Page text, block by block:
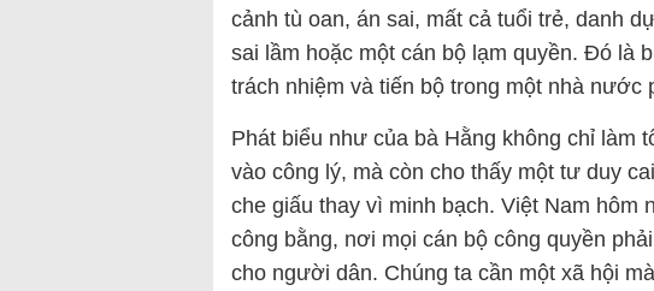
cảnh tù oan, án sai, mất cả tuổi trẻ, danh
sai lầm hoặc một cán bộ lạm quyền. Đó là
trách nhiệm và tiến bộ trong một nhà nước
Phát biểu như của bà Hằng không chỉ làm
vào công lý, mà còn cho thấy một tư duy
che giấu thay vì minh bạch. Việt Nam hôm
công bằng, nơi mọi cán bộ công quyền
cho người dân. Chúng ta cần một xã hội